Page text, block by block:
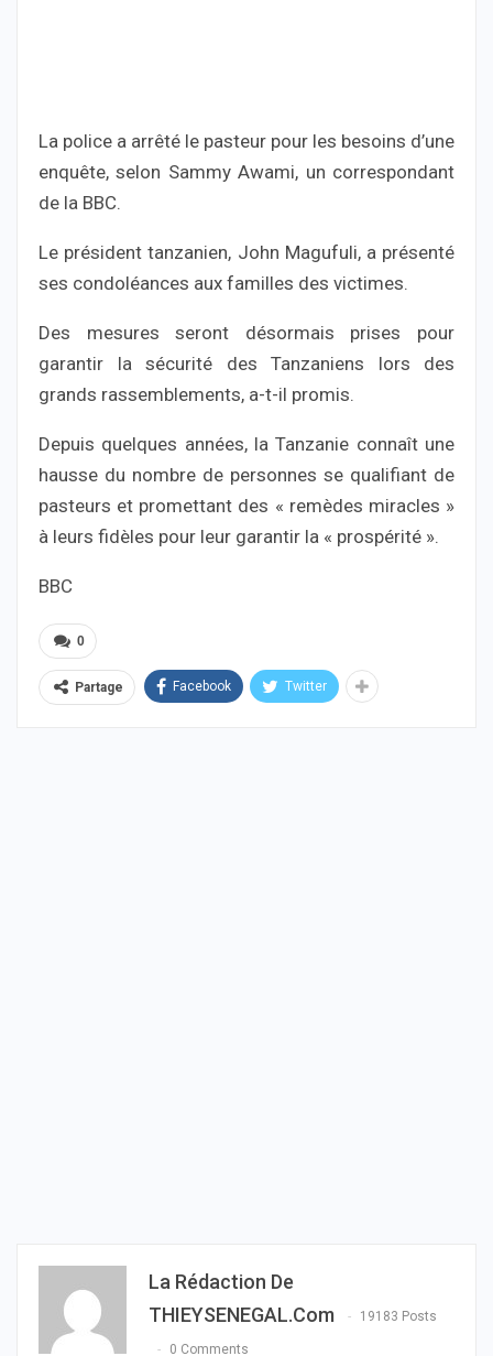
La police a arrêté le pasteur pour les besoins d’une
enquête, selon Sammy Awami, un correspondant
de la BBC.
Le président tanzanien, John Magufuli, a présenté
ses condoléances aux familles des victimes.
Des mesures seront désormais prises pour
garantir la sécurité des Tanzaniens lors des
grands rassemblements, a-t-il promis.
Depuis quelques années, la Tanzanie connaît une
hausse du nombre de personnes se qualifiant de
pasteurs et promettant des « remèdes miracles »
à leurs fidèles pour leur garantir la « prospérité ».
BBC
0
Partage Facebook Twitter
La Rédaction De
THIEYSENEGAL.com
19183 Posts
0 Comments